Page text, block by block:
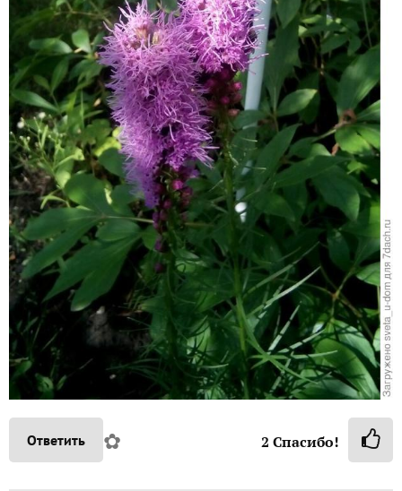
Ответить ✿ 2 Спасибо!